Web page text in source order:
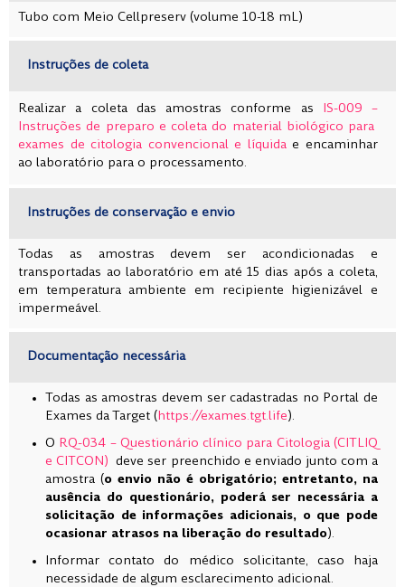
Tubo com Meio Cellpreserv (volume 10-18 mL)
Instruções de coleta
Realizar a coleta das amostras conforme as
IS-009 –
Instruções de preparo e coleta do material biológico para
exames de citologia convencional e líquida e encaminhar
ao laboratório para o processamento.
Instruções de conservação e envio
Todas as amostras devem ser acondicionadas e
transportadas ao laboratório em até 15 dias após a coleta,
em temperatura ambiente em recipiente higienizável e
impermeável.
Documentação necessária
Todas as amostras devem ser cadastradas no Portal de
Exames da Target ( https://exames.tgt.life).
O RQ-034 – Questionário clínico para Citologia (CITLIQ
e CITCON) deve ser preenchido e enviado junto com a
amostra (o envio não é obrigatório; entretanto, na
ausência do questionário, poderá ser necessária a
solicitação de informações adicionais, o que pode
ocasionar atrasos na liberação do resultado).
Informar contato do médico solicitante, caso haja
necessidade de algum esclarecimento adicional.